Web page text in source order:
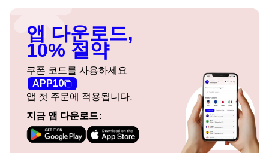
앱 다운로드,
10% 절약
쿠폰 코드를 사용하세요
APP10
앱 첫 주문에 적용됩니다.
지금 앱 다운로드: